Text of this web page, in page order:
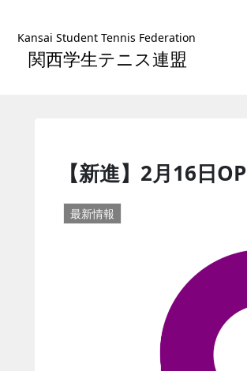
Kansai Student Tennis Federation
関西学生テニス連盟
【新進】2月16日OP
最新情報